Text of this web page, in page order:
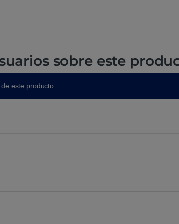
sobre este
este producto.